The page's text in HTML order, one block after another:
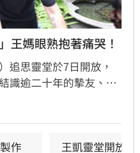
王媽眼熟抱著痛哭！
追思靈堂於7日開放，
識逾二十年的摯友、邱
後事。由於兩人外貌
展現義氣，主動承擔治
作
王凱靈堂開放